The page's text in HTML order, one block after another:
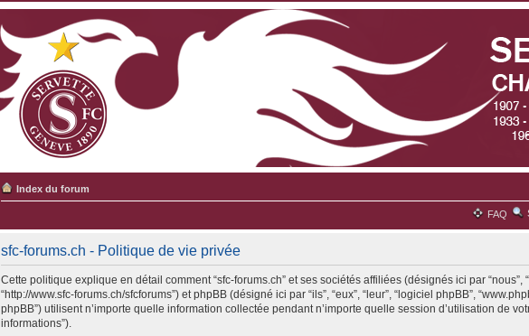
Index du forum
FAQ
sfc-forums.ch - Politique de vie privée
Cette politique explique en détail comment “sfc-forums.ch” et ses sociétés affiliées (désignés ici par “nous”,
“http://www.sfc-forums.ch/sfcforums”) et phpBB (désigné ici par “ils”, “eux”, “leur”, “logiciel phpBB”,
phpBB”) utilisent n’importe quelle information collectée pendant n’importe quelle session d’utilisation de
informations”).